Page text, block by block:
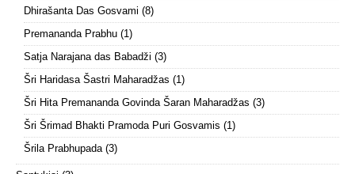
Dhirašanta Das Gosvami (8)
Premananda Prabhu (1)
Satja Narajana das Babadži (3)
Šri Haridasa Šastri Maharadžas (1)
Šri Hita Premananda Govinda Šaran Maharadžas (3)
Šri Šrimad Bhakti Pramoda Puri Gosvamis (1)
Šrila Prabhupada (3)